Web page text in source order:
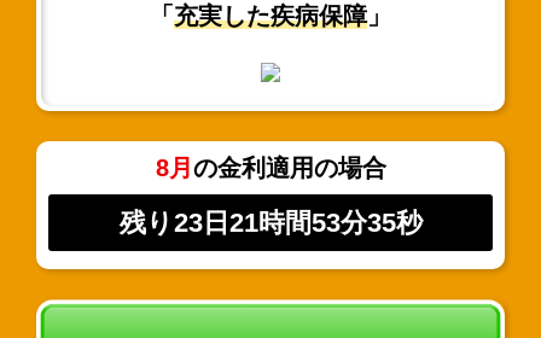
「 充実した疾病保障」
8月 の金利適用の場合
残り23日21時間53分34秒